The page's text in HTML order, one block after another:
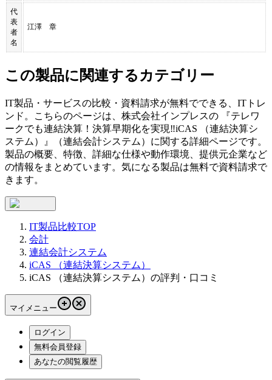
代
表
者
名
江澤 章
この製品に関連するカテゴリー
IT製品・サービスの比較・資料請求が無料でできる、ITトレ
ンド。こちらのページは、 株式会社インプレスの 『テレワ
ークでも連結決算！決算早期化を実現‼iCAS （連結決算シ
ステム）
』（連結会計システム ）に関する詳細ページです。
製品の概要、特徴、詳細な仕様や動作環境、提供元企業など
の情報をまとめています。気になる製品は無料で資料請求で
きます。
IT製品比較TOP
会計
連結会計システム
iCAS （連結決算システム）
iCAS （連結決算システム）の評判・口コミ
マイメニュー
ログイン
無料会員登録
あなたの閲覧履歴